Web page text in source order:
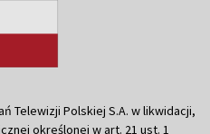
Telewizji Polskiej S.A. w likwidacji,
określonej w art. 21 ust. 1